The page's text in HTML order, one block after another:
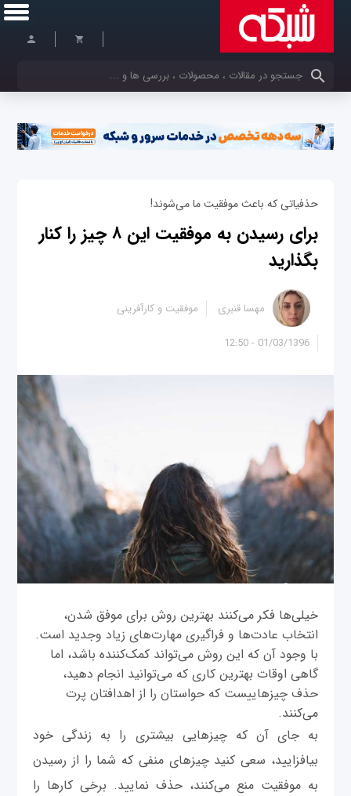
کلمات کلیدی خود را وارد کنید
حذفیاتی که باعث موفقیت ما می‌شوند!
برای رسیدن به موفقیت این ۸ چیز را کنار
بگذارید
01/03/1396 - 12:50
مهسا قنبری موفقیت و کارآفرینی
خیلی‌ها فکر می‌کنند بهترین روش برای موفق شدن،
انتخاب عادت‌ها و فراگیری مهارت‌های زیاد وجدید است.
با وجود آن که این روش می‌تواند کمک‌کننده باشد، اما
گاهی اوقات بهترین کاری که می‌توانید انجام دهید،
حذف چیزهاییست که حواستان را از اهدافتان پرت
می‌کنند.
به جای آن که چیزهایی بیشتری را به زندگی خود
بیافزایید، سعی کنید چیزهای منفی که شما را از رسیدن
به موفقیت منع می‌کنند، حذف نمایید. برخی کارها را